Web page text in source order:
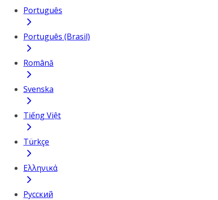
Português
Português (Brasil)
Română
Svenska
Tiếng Việt
Türkçe
Ελληνικά
Русский